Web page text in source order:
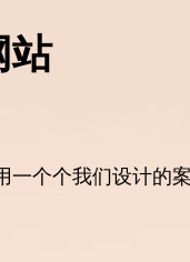
站
一个个我们设计的